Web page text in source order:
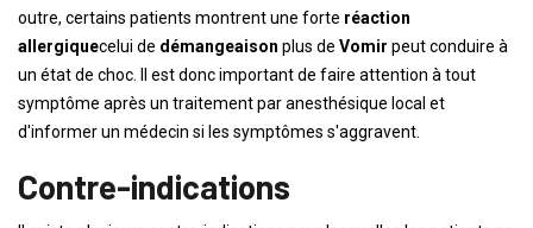
outre, certains patients montrent une forte réaction
allergiquecelui de démangeaison plus de Vomir peut conduire à
un état de choc. Il est donc important de faire attention à tout
symptôme après un traitement par anesthésique local et
d'informer un médecin si les symptômes s'aggravent.
Contre-indications